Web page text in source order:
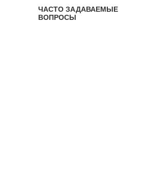
ЧАСТО ЗАДАВАЕМЫЕ
ВОПРОСЫ